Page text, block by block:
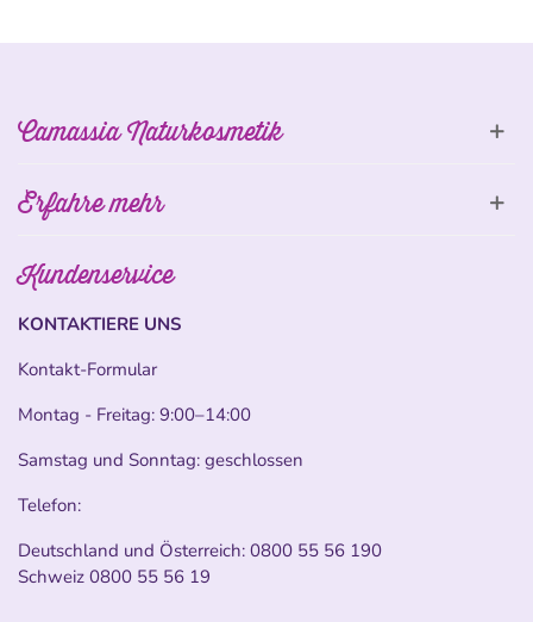
Camassia Naturkosmetik
Erfahre mehr
Kundenservice
KONTAKTIERE UNS
Kontakt-Formular
Montag - Freitag: 9:00–14:00
Samstag und Sonntag: geschlossen
Telefon:
Deutschland und Österreich: 0800 55 56 190
Schweiz 0800 55 56 19